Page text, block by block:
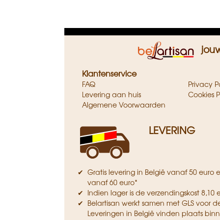
Klantenservice
FAQ
Levering aan huis
Algemene Voorwaarden
Privacy
Cookies
LEVERING
Gratis levering in België vanaf 50 euro
vanaf 60 euro*
Indien lager is de verzendingskost 8,10
Belartisan werkt samen met GLS voor
Leveringen in België vinden plaats